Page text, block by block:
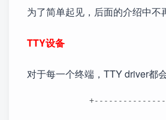
为了简单起见，后面的介绍中
TTY设备
对于每一个终端，TTY driver都